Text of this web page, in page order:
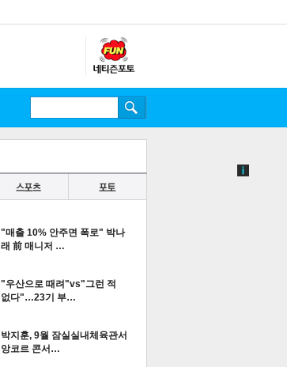
"매출 10% 안주면 폭로" 박나
래 前 매니저 …
"우산으로 때려"vs"그런 적
없다"…23기 부…
박지훈, 9월 잠실실내체육관서
앙코르 콘서…